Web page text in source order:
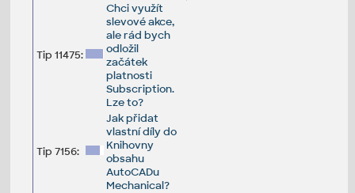
Tip 11475:
Chci využít
slevové akce,
ale rád bych
odložil
začátek
platnosti
Subscription.
Lze to?
Tip 7156:
Jak přidat
vlastní díly do
Knihovny
obsahu
AutoCADu
Mechanical?